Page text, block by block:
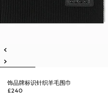
饰品牌标识针织羊毛围巾
£240